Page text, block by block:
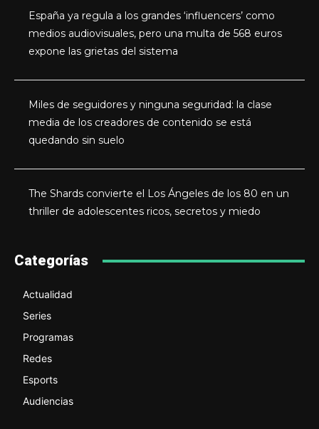
España ya regula a los grandes ‘influencers’ como
medios audiovisuales, pero una multa de 568 euros
expone las grietas del sistema
Miles de seguidores y ninguna seguridad: la clase
media de los creadores de contenido se está
quedando sin suelo
The Shards convierte el Los Ángeles de los 80 en un
thriller de adolescentes ricos, secretos y miedo
Categorías
Actualidad
Series
Programas
Redes
Esports
Audiencias